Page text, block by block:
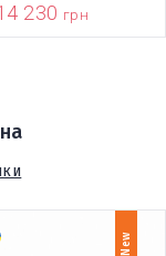
230 грн
New